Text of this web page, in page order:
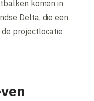
komen in
Delta, die een
de projectlocatie